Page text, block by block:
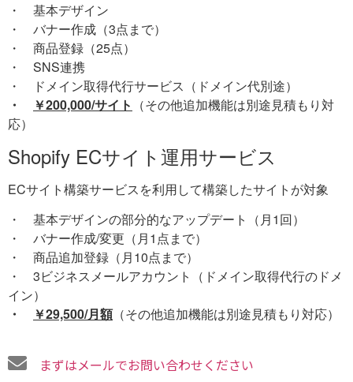
・ 基本デザイン
・ バナー作成（3点まで）
・ 商品登録（25点）
・ SNS連携
・ ドメイン取得代行サービス（ドメイン代別途）
・
￥200,000/サイト （その他追加機能は別途見積もり対
応）
Shopify ECサイト運用サービス
ECサイト構築サービスを利用して構築したサイトが対象
・ 基本デザインの部分的なアップデート（月1回）
・ バナー作成/変更（月1点まで）
・ 商品追加登録（月10点まで）
・ 3ビジネスメールアカウント（ドメイン取得代行のドメ
イン）
・
￥29,500/月額（その他追加機能は別途見積もり対応）
まずはメールでお問い合わせください